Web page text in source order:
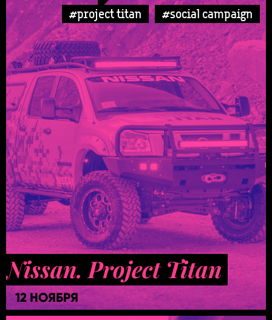
#project titan
#social campaign
Nissan. Project Titan
12 НОЯБРЯ